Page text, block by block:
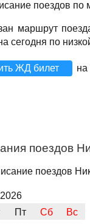
поездов по
маршрут
сегодня по
ЖД билет на
поездов
поездов
Пт Сб
Вс